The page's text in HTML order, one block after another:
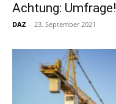
Achtung: Umfrage!
DAZ - 23. September 2021